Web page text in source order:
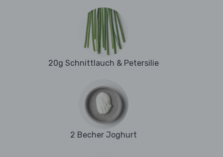
20g Schnittlauch & Petersilie
2 Becher Joghurt